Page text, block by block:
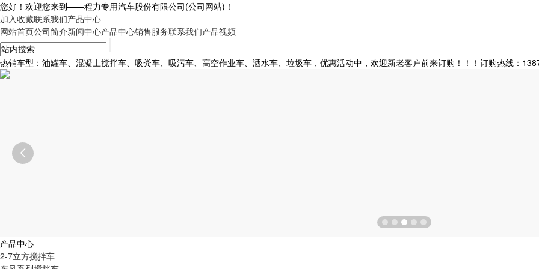
您好！欢迎您来到——程力专用汽车股份有限公司(公司网站)！
加入收藏联系我们产品中心
网站首页公司简介新闻中心产品中心销售服务联系我们产品视频
热销车型：油罐车、混凝土搅拌车、吸粪车、吸污车、高空作业车、洒水车、垃圾车，优惠活动中，欢迎新老客户前来订购！！！订购热线：

产品中心
2-7立方搅拌车